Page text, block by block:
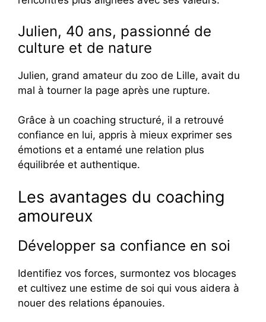
Julien, 40 ans, passionné de
culture et de nature
Julien, grand amateur du zoo de Lille, avait du
mal à tourner la page après une rupture.
Grâce à un coaching structuré, il a retrouvé
confiance en lui, appris à mieux exprimer ses
émotions et a entamé une relation plus
équilibrée et authentique.
Les avantages du coaching
amoureux
Développer sa confiance en soi
Identifiez vos forces, surmontez vos blocages
et cultivez une estime de soi qui vous aidera à
nouer des relations épanouies.